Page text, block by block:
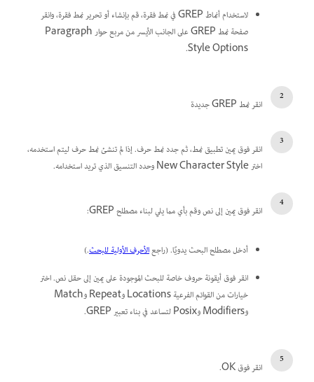
لاستخدام أنماط GREP في نمط فقرة، قم بإنشاء أو تحرير نمط فقرة، وانقر
صفحة نمط GREP على الجانب الأيسر من مربع حوار Paragraph
Style Options.
انقر نمط GREP جديدة
انقر فوق يمين تطبيق نمط، ثم جدد نمط حرف. إذا لم تنشئ نمط حرف ليتم استخدمه،
اختر New Character Style وحدد التنسيق الذي تريد استخدامه.
انقر فوق يمين إلى نص وقم بأي مما يلي لبناء مصطلح GREP:
أدخل مصطلح البحث يدويًا. (راجعالأحرف الأولية للبحث.)
انقر فوق أيقونة حروف خاصة للبحث الموجودة على يمين إلى حقل نص. اختر
خيارات من القوائم الفرعية Locations وRepeat وMatch
وModifiers وPosix لتساعد في بناء تعبير GREP.
انقر فوق OK.